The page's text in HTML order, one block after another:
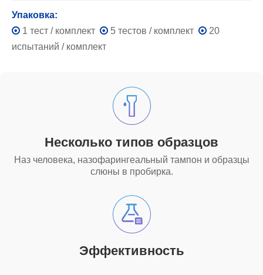
Упаковка:
 1 тест / комплект  5 тестов / комплект  20
испытаний / комплект
Несколько типов образцов
Наз человека, назофарингеальный тампон и образцы
слюны в пробирка.
Эффективность